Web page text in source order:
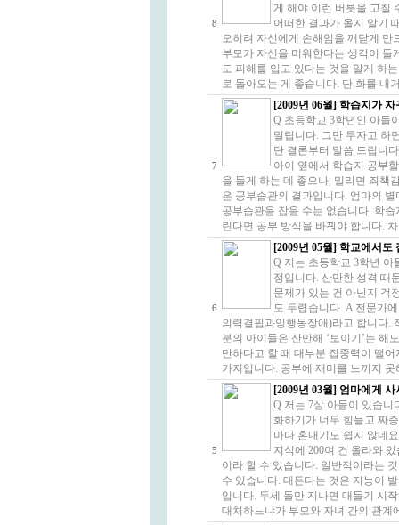
8
게 해야 이런 버릇을 고칠
어떠한 결과가 올지 알기
오히려 자신에게 손해임을 깨닫게 만
부모가 자신을 미워한다는 생각이 들
도 피해를 입고 있다는 것을 알게 하
로 돌아오는 게 좋습니다. 단 화를 내
7
[2009년 06월] 학습지가
Q 초등학교 3학년인 아들
밀립니다. 그만 두자고 하
단 결론부터 말씀 드립니
아이 옆에서 학습지 공부
을 들게 하는 데 좋으나, 밀리면 죄책
은 공부습관의 결과입니다. 엄마의
공부습관을 잡을 수는 없습니다. 학
린다면 공부 방식을 바꿔야 합니다.
6
[2009년 05월] 학교에서도
Q 저는 초등학교 3학년
정입니다. 산만한 성격 때
문제가 있는 건 아닌지 걱
도 두렵습니다. A 전문가
의력결핍과잉행동장애)라고 합니다.
분의 아이들은 산만해 ‘보이기’는 해
만하다고 할 때 대부분 집중력이 떨
가지입니다. 공부에 재미를 느끼지
5
[2009년 03월] 엄마에게
Q 저는 7살 아들이 있습니
화하기가 너무 힘들고 짜
마다 혼내기도 쉽지 않네
지식에 200여 건 올라와
이라 할 수 있습니다. 일반적이라는
수 있습니다. 대든다는 것은 지능이
입니다. 두세 돌만 지나면 대들기 시
대처하느냐가 부모와 자녀 간의 관계